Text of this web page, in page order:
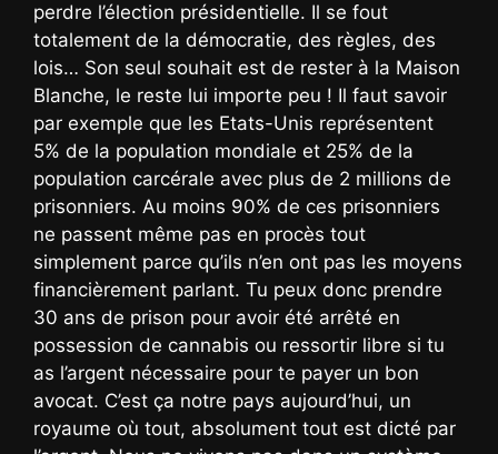
perdre l’élection présidentielle. Il se fout
totalement de la démocratie, des règles, des
lois… Son seul souhait est de rester à la Maison
Blanche, le reste lui importe peu ! Il faut savoir
par exemple que les Etats-Unis représentent
5% de la population mondiale et 25% de la
population carcérale avec plus de 2 millions de
prisonniers. Au moins 90% de ces prisonniers
ne passent même pas en procès tout
simplement parce qu’ils n’en ont pas les moyens
financièrement parlant. Tu peux donc prendre
30 ans de prison pour avoir été arrêté en
possession de cannabis ou ressortir libre si tu
as l’argent nécessaire pour te payer un bon
avocat. C’est ça notre pays aujourd’hui, un
royaume où tout, absolument tout est dicté par